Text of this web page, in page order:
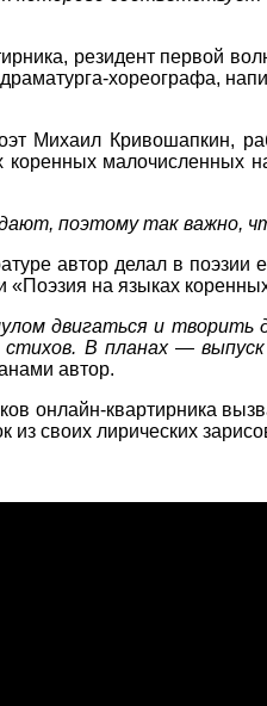
резидент первой
хореографа,
Михаил Кривошапкин,
коренных малочисленных
поэтому так важно,
автор делал в
«Поэзия на языках
двигаться и творить
В планах ―
автор.
онлайн-квартирника
из своих лирических